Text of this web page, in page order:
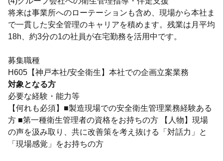
将来は事業所へのローテーションも含め、現場から本社ま
で一貫した安全管理のキャリアを積めます。残業は月平均
18h、約3分の1の社員が在宅勤務を活用中です。
募集職種
H605【神戸本社/安全衛生】本社での企画立案業務
対象となる方
必要な経験・能力等
【何れも必須】■製造現場での安全衛生管理業務経験ある
方 ■第一種衛生管理者の資格をお持ちの方 【人物】現場
の声を汲み取り、共に改善策を考え抜ける「対話力」と
「現場感覚」をお持ちの方